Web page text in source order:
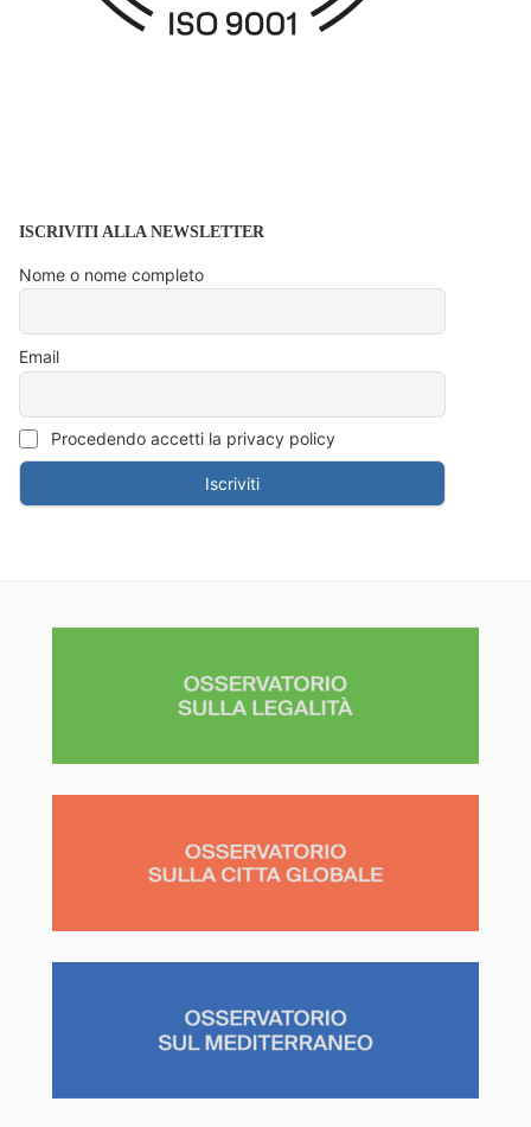
ISCRIVITI ALLA NEWSLETTER
Nome o nome completo
Email
Procedendo accetti la privacy policy